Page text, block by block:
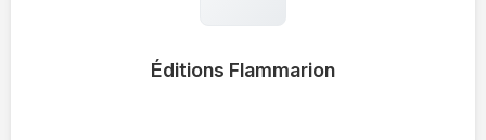
Éditions Flammarion